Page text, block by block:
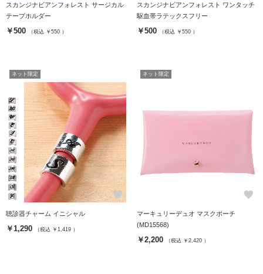
スカンジナビアンフォレスト サージカル
テープホルダー
￥500 （税込 ￥550 ）
スカンジナビアンフォレスト ワンタッチ
駆血帯ラテックスフリー
￥500 （税込 ￥550 ）
ネット限定
favorite
聴診器チャーム イニシャル
￥1,290 （税込 ￥1,419 ）
ネット限定
favorite
マーキュリーデュオ マスクポーチ
(MD15568)
￥2,200 （税込 ￥2,420 ）